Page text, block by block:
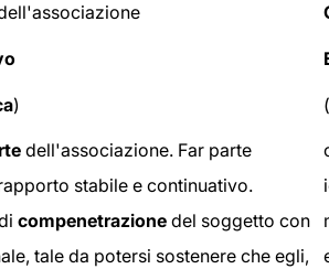
)
dell'associazione. Far parte
stabile e continuativo.
compenetrazione del soggetto con
tale da potersi sostenere che egli,